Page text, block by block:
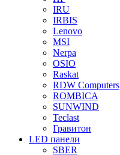
IRU
IRBIS
Lenovo
MSI
Nerpa
OSIO
Raskat
RDW Computers
ROMBICA
SUNWIND
Teclast
Гравитон
LED панели
SBER